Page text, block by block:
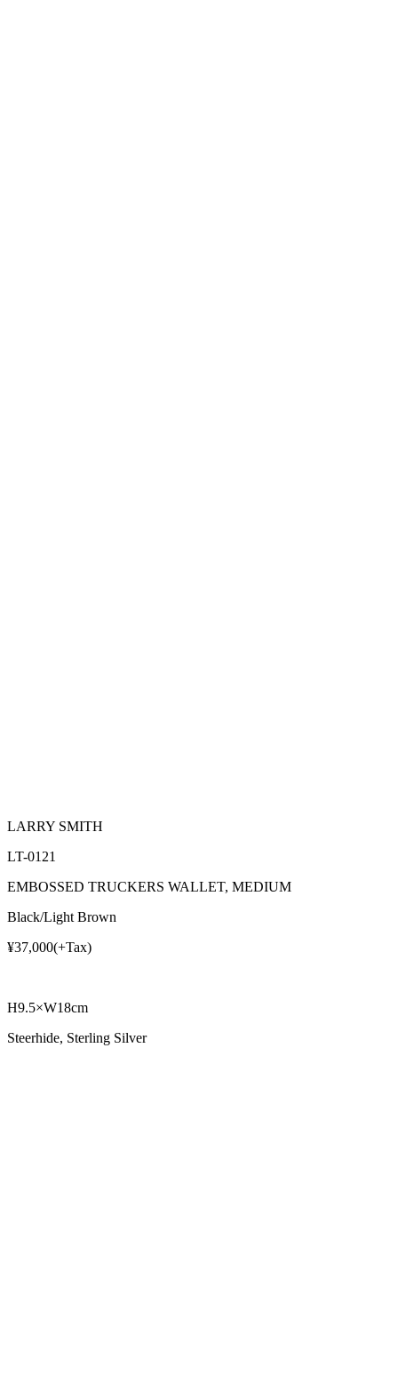
LARRY SMITH
LT-0121
EMBOSSED TRUCKERS WALLET, MEDIUM
Black/Light Brown
¥37,000(+Tax)
H9.5×W18cm
Steerhide, Sterling Silver